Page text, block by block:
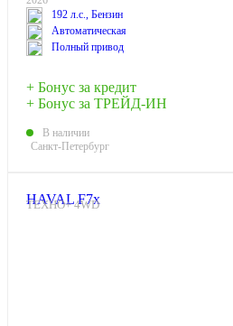
192 л.с., Бензин
Автоматическая
Полный привод
+ Бонус за кредит
+ Бонус за ТРЕЙД-ИН
В наличии
Санкт-Петербург
HAVAL F7x
ТЕХНО+ 4WD